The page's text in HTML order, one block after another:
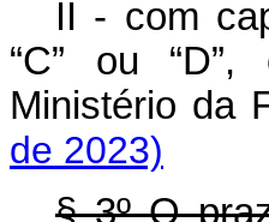
II - com
“C” ou
Ministério da
de 2023)
§ 3º O